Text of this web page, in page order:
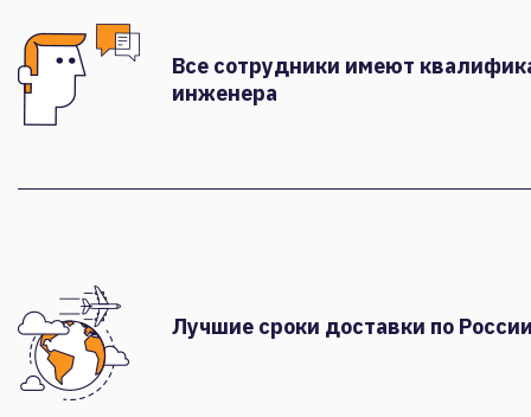
Все сотрудники имеют
инженера
Лучшие сроки доставки по